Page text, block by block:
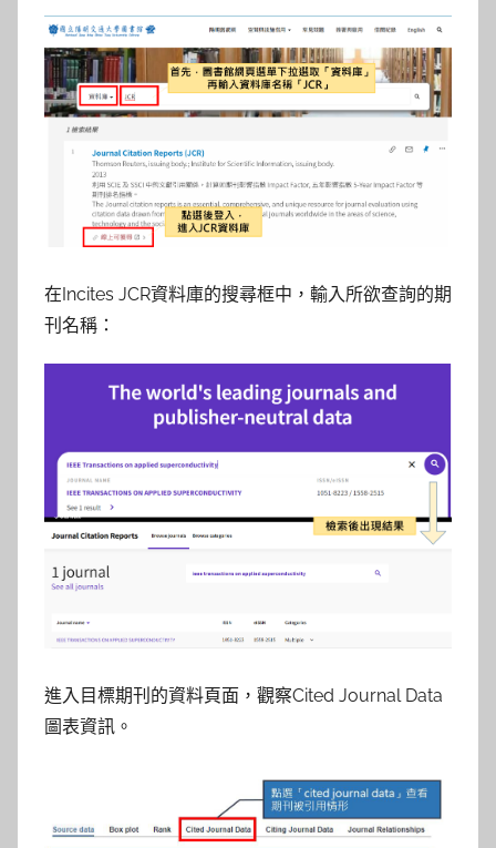
在Incites JCR資料庫的搜尋框中，輸入所欲查詢的期
刊名稱：
進入目標期刊的資料頁面，觀察Cited Journal Data
圖表資訊。